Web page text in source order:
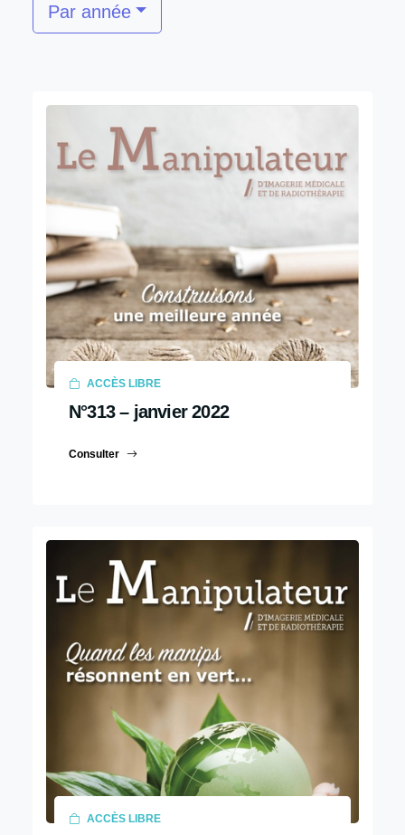
Par année
ACCÈS LIBRE
N°313 – janvier 2022
Consulter
ACCÈS LIBRE